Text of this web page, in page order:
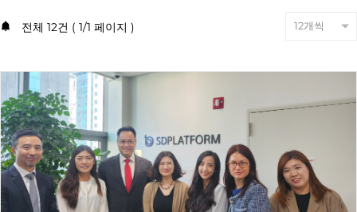
전체 12건 ( 1/1 페이지 )